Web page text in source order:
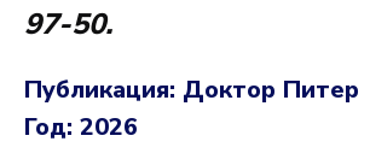
97-50.
Публикация: Доктор Питер
Год: 2026